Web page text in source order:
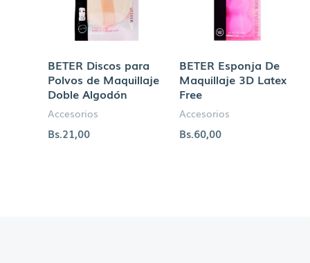
BETER Discos para
Polvos de Maquillaje
Doble Algodón
Accesorios
Bs.21,00
BETER Esponja De
Maquillaje 3D Latex
Free
Accesorios
Bs.60,00